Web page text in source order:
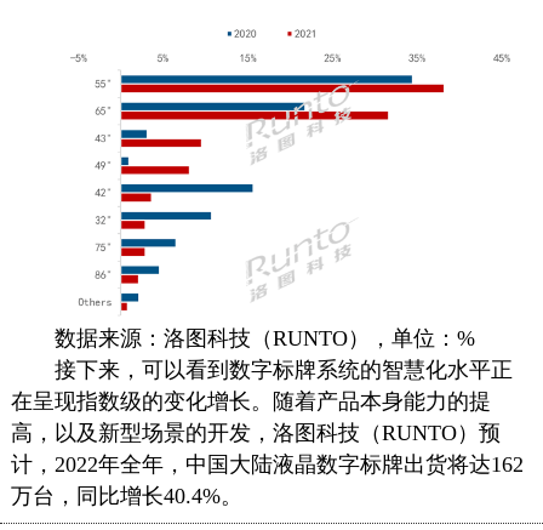
数据来源：洛图科技（RUNTO），单位：%
接下来，可以看到 数字标牌系统的智慧化水平正
在呈现指数级的变化增长。随着产品本身能力的提
高，以及新型场景的开发，洛图科技（RUNTO）预
计，2022年全年，中国大陆液晶数字标牌出货将达162
万台，同比增长40.4%。